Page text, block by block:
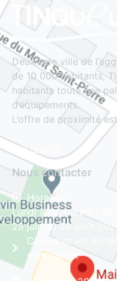
Deuxième ville de
de 10 000 habitants,
habitants toute une
d’équipements.
L’offre de proximité
Lire la suite
Nous contacter
Horaires
Lundi au vendredi :
29 juin au 28 août
Consultez les
municipaux